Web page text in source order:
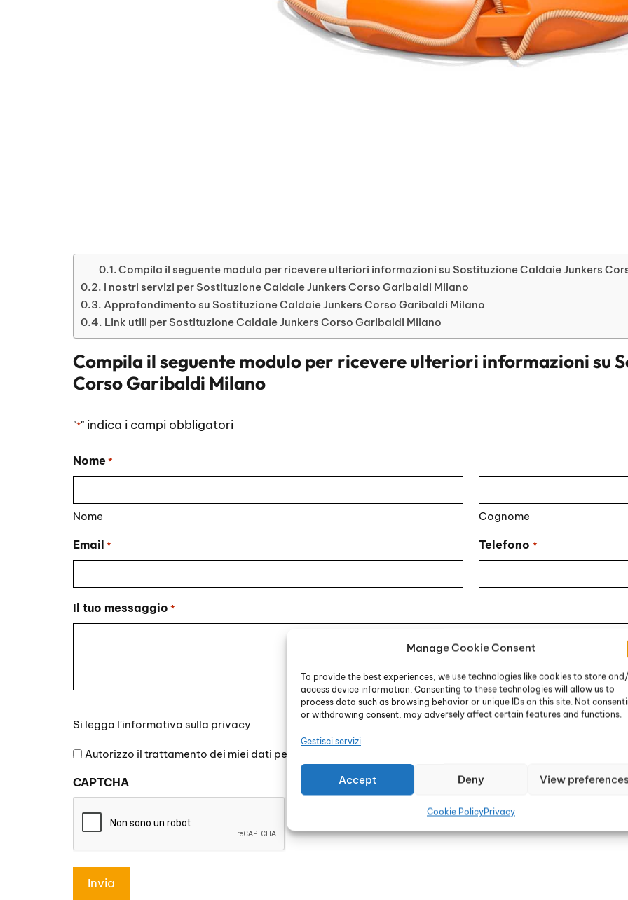
Manage Cookie Consent
To provide the best experiences, we use technologies like cookies to store
access device information. Consenting to these technologies will allow us to
process data such as browsing behavior or unique IDs on this site. Not
or withdrawing consent, may adversely affect certain features and functions.
Gestisci servizi
Accept Deny View preferences
Cookie PolicyPrivacy
Compila il seguente modulo per ricevere ulteriori informazioni su Sostituzione Caldaie Junkers
I nostri servizi per Sostituzione Caldaie Junkers Corso Garibaldi Milano
Approfondimento su Sostituzione Caldaie Junkers Corso Garibaldi Milano
Link utili per Sostituzione Caldaie Junkers Corso Garibaldi Milano
Compila il seguente modulo per ricevere ulteriori informazioni su
Corso Garibaldi Milano
"*" indica i campi obbligatori
Nome *
Nome Cognome
Email * Telefono *
Il tuo messaggio *
legga
l'informativa
privacy
Si legga l'informativa sulla privacy
Autorizzo il trattamento dei miei dati personali
CAPTCHA